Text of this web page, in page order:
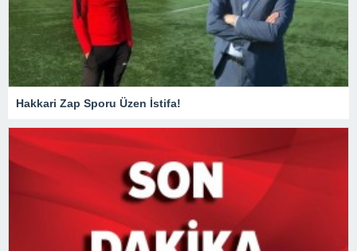
Hakkari Zap Sporu Üzen İstifa!